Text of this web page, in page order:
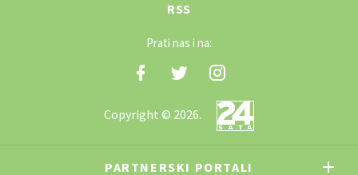
RSS
Prati nas i na:
Copyright © 2026.
PARTNERSKI PORTALI